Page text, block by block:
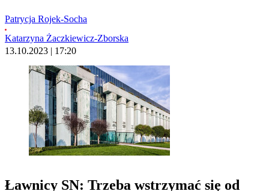
Patrycja Rojek-Socha
Katarzyna Żaczkiewicz-Zborska
13.10.2023 | 17:20
Ławnicy SN: Trzeba wstrzymać się od